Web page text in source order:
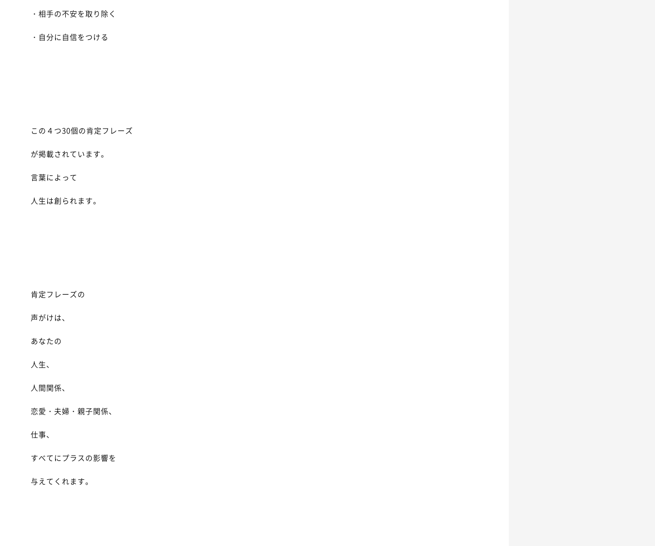
・相手の不安を取り除く
・自分に自信をつける
この４つ30個の肯定フレーズ
が掲載されています。
言葉によって
人生は創られます。
肯定フレーズの
声がけは、
あなたの
人生、
人間関係、
恋愛・夫婦・親子関係、
仕事、
すべてにプラスの影響を
与えてくれます。